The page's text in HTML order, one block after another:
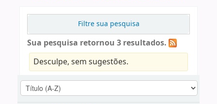
Filtre sua pesquisa
Sua pesquisa retornou 3 resultados.
Desculpe, sem sugestões.